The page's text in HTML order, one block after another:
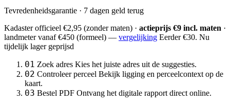
Tevredenheidsgarantie · 7 dagen geld terug
Kadaster officieel €2,95 (zonder maten) · actieprijs €9 incl. maten ·
landmetervanaf €450 (formeel) — vergelijking Eerder €30. Nu
tijdelijk lager geprijsd
01 Zoek adres Kies het juiste adres uit de suggesties.
02 Controleer perceel Bekijk ligging en perceelcontext op de
kaart.
03 Bestel PDF Ontvang het digitale rapport direct online.